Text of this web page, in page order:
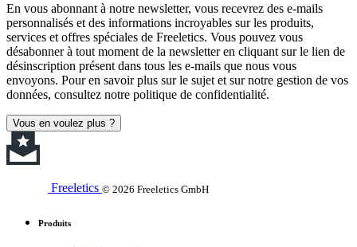
En vous abonnant à notre newsletter, vous recevrez des e-mails
personnalisés et des informations incroyables sur les produits,
services et offres spéciales de Freeletics. Vous pouvez vous
désabonner à tout moment de la newsletter en cliquant sur le lien de
désinscription présent dans tous les e-mails que nous vous
envoyons. Pour en savoir plus sur le sujet et sur notre gestion de vos
données, consultez notre politique de confidentialité.
Vous en voulez plus ?
Freeletics © 2026 Freeletics GmbH
Produits